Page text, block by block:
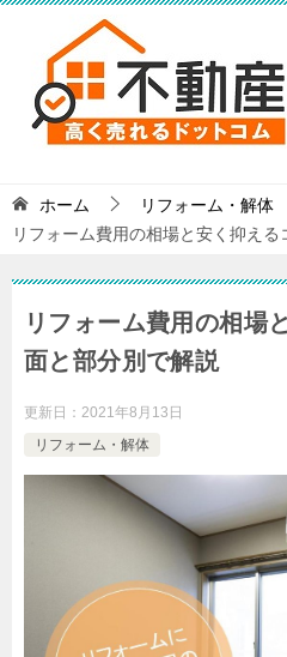
ホーム
リフォーム・解体
リフォーム費用の相場と安く抑え
リフォーム費用の相場
面と部分別で解説
更新日： 2021年8月13日
リフォーム・解体